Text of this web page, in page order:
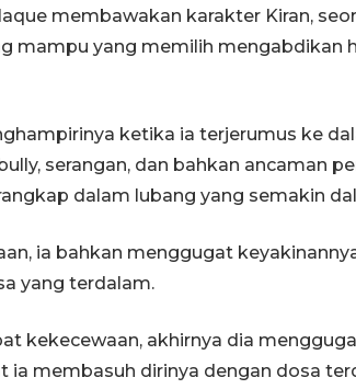
membawakan karakter Kiran,
mampu yang memilih mengabdikan
ketika ia terjerumus ke
serangan, dan bahkan ancaman
dalam lubang yang semakin
ia bahkan menggugat
yang terdalam.
kekecewaan, akhirnya dia
ia membasuh dirinya dengan dosa